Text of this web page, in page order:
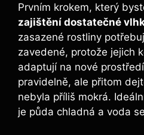
Prvním krokem, který
zajištění dostatečné
zasazené rostliny
zavedené, protože jejich
adaptují na nové
pravidelně, ale přitom
nebyla příliš mokrá.
je půda chladná a voda